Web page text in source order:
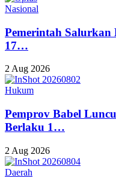
Nasional
Pemerintah Salurkan
17…
2 Aug 2026
Hukum
Pemprov Babel
Berlaku 1…
2 Aug 2026
Daerah